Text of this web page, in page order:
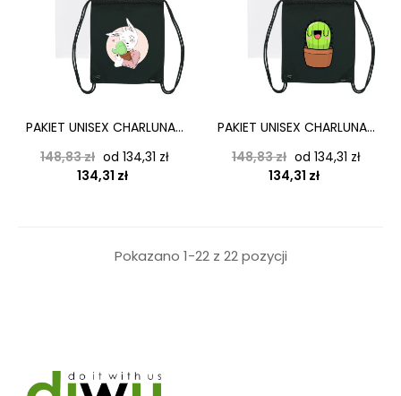
PAKIET UNISEX CHARLUNA...
Cena podstawowa
148,83 zł od 134,31 złCena
134,31 zł
PAKIET UNISEX CHARLUNA...
Cena podstawowa
148,83 zł od 134,31 złCena
134,31 zł
Pokazano 1-22 z 22 pozycji